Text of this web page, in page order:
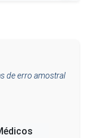
de erro amostral